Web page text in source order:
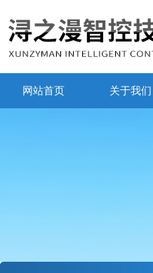
网站首页 关于我们